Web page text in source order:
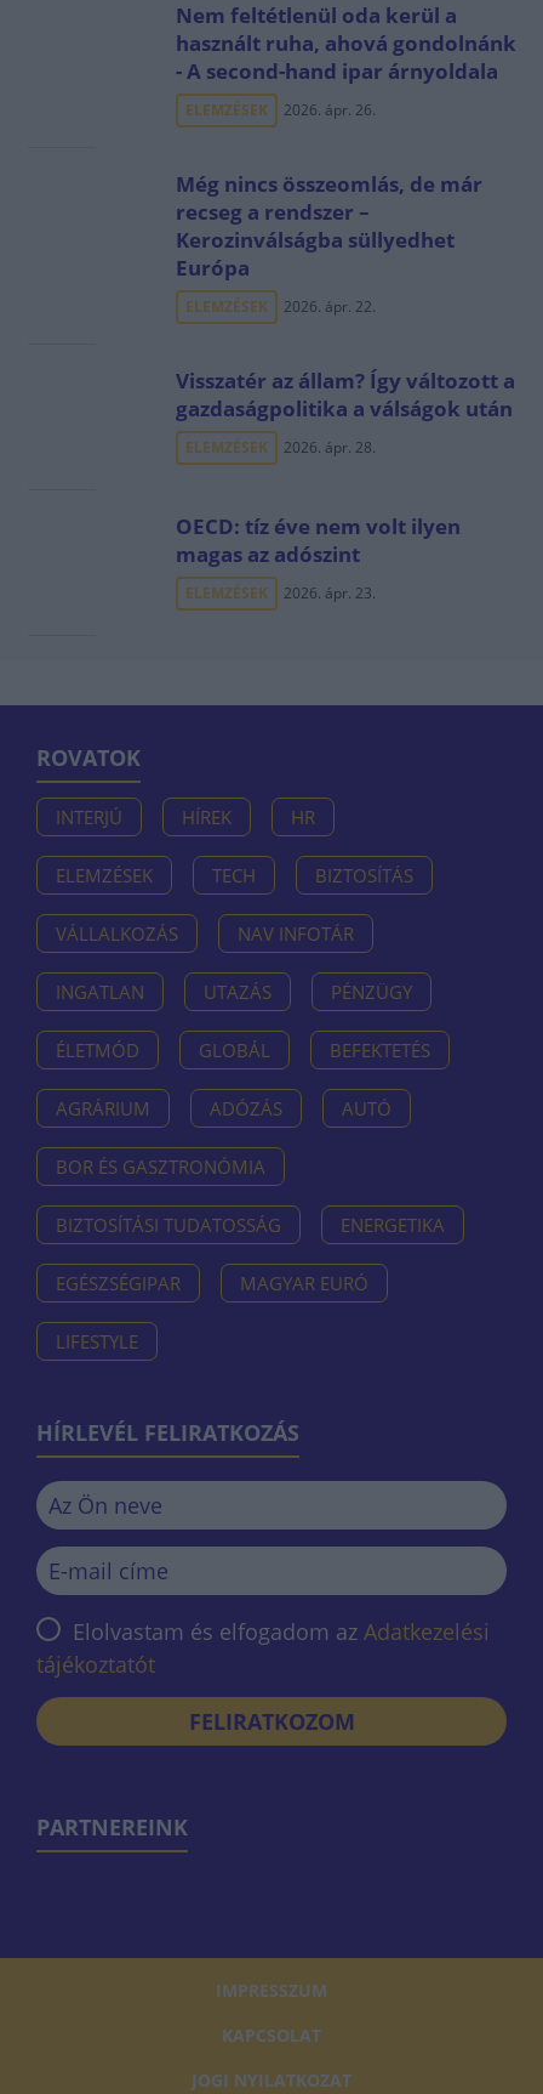
Nem feltétlenül oda kerül a
használt ruha, ahová gondolnánk
- A second-hand ipar árnyoldala
ELEMZÉSEK 2026. ápr. 26.
Még nincs összeomlás, de már
recseg a rendszer –
Kerozinválságba süllyedhet
Európa
ELEMZÉSEK 2026. ápr. 22.
Visszatér az állam? Így változott a
gazdaságpolitika a válságok után
ELEMZÉSEK 2026. ápr. 28.
OECD: tíz éve nem volt ilyen
magas az adószint
ELEMZÉSEK 2026. ápr. 23.
ROVATOK
INTERJÚ HÍREK HR
ELEMZÉSEK TECH BIZTOSÍTÁS
VÁLLALKOZÁS NAV INFOTÁR
INGATLAN UTAZÁS PÉNZÜGY
ÉLETMÓD GLOBÁL BEFEKTETÉS
AGRÁRIUM ADÓZÁS AUTÓ
BOR ÉS GASZTRONÓMIA
BIZTOSÍTÁSI TUDATOSSÁG ENERGETIKA
EGÉSZSÉGIPAR MAGYAR EURÓ
LIFESTYLE
HÍRLEVÉL FELIRATKOZÁS
Elolvastam és elfogadom az Adatkezelési
tájékoztatót
FELIRATKOZOM
PARTNEREINK
IMPRESSZUM
KAPCSOLAT
JOGI NYILATKOZAT